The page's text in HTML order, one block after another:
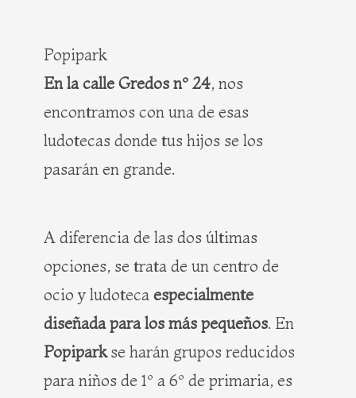
Popipark
En la calle Gredos nº 24, nos
encontramos con una de esas
ludotecas donde tus hijos se los
pasarán en grande.
A diferencia de las dos últimas
opciones, se trata de un centro de
ocio y ludoteca especialmente
diseñada para los más pequeños. En
Popiparkse harán grupos reducidos
para niños de 1º a 6º de primaria, es